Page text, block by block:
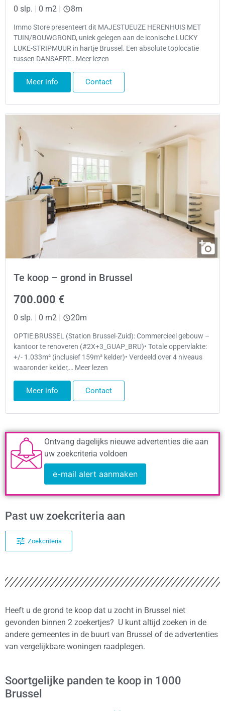
0 slp. | 0 m2 | 8m
Immo Store presenteert dit MAJESTUEUZE HERENHUIS MET
TUIN/BOUWGROND, uniek gelegen aan de iconische LUCKY
LUKE-STRIPMUUR in hartje Brussel. Een absolute toplocatie
tussen DANSAERT… Meer lezen
Meer info Contact
Te koop – grond in Brussel
700.000 €
0 slp. | 0 m2 | 20m
OPTIE:BRUSSEL (Station Brussel-Zuid): Commercieel gebouw –
kantoor te renoveren (#2X+3_GUAP_BRU)• Totale oppervlakte:
+/- 1.033m² (inclusief 159m² kelder)• Verdeeld over 4 niveaus
waaronder kelder,… Meer lezen
Meer info Contact
Ontvang dagelijks nieuwe advertenties die aan
uw zoekcriteria voldoen
e-mail alert aanmaken
Past uw zoekcriteria aan
Zoekcriteria
Heeft u de grond te koop dat u zocht in Brussel niet
gevonden binnen 2 zoekertjes? U kunt altijd zoeken in de
andere gemeentes in de buurt van Brussel of de advertenties
van vergelijkbare woningen raadplegen.
Soortgelijke panden te koop in 1000
Brussel